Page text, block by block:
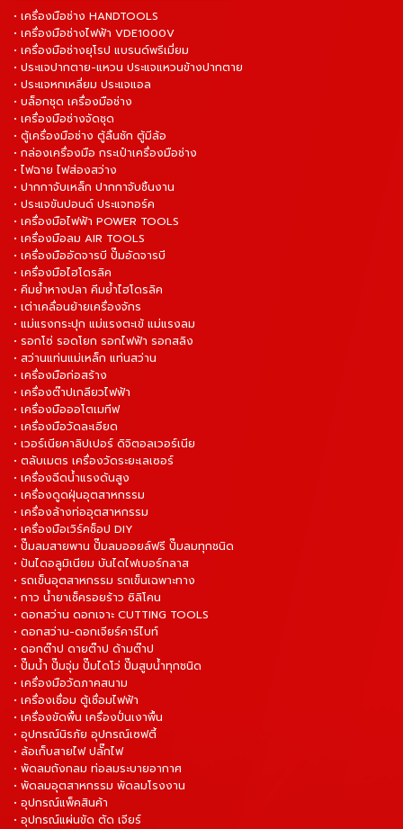
• เครื่องมือช่าง HANDTOOLS
• เครื่องมือช่างไฟฟ้า VDE1000V
• เครื่องมือช่างยุโรป แบรนด์พรีเมี่ยม
• ประแจปากตาย-แหวน ประแจแหวนข้างปากตาย
• ประแจหกเหลี่ยม ประแจแอล
• บล็อกชุด เครื่องมือช่าง
• เครื่องมือช่างจัดชุด
• ตู้เครื่องมือช่าง ตู้ลิ้นชัก ตู้มีล้อ
• กล่องเครื่องมือ กระเป๋าเครื่องมือช่าง
• ไฟฉาย ไฟส่องสว่าง
• ปากกาจับเหล็ก ปากกาจับชิ้นงาน
• ประแจขันปอนด์ ประแจทอร์ค
• เครื่องมือไฟฟ้า POWER TOOLS
• เครื่องมือลม AIR TOOLS
• เครื่องมืออัดจารบี ปั๊มอัดจารบี
• เครื่องมือไฮโดรลิค
• คีมย้ำหางปลา คีมย้ำไฮโดรลิค
• เต่าเคลื่อนย้ายเครื่องจักร
• แม่แรงกระปุก แม่แรงตะเข้ แม่แรงลม
• รอกโซ่ รอดโยก รอกไฟฟ้า รอกสลิง
• สว่านแท่นแม่เหล็ก แท่นสว่าน
• เครื่องมือก่อสร้าง
• เครื่องต๊าปเกลียวไฟฟ้า
• เครื่องมือออโตเมทีฟ
• เครื่องมือวัดละเอียด
• เวอร์เนียคาลิปเปอร์ ดิจิตอลเวอร์เนีย
• ตลับเมตร เครื่องวัดระยะเลเซอร์
• เครื่องฉีดน้ำแรงดันสูง
• เครื่องดูดฝุ่นอุตสาหกรรม
• เครื่องล้างท่ออุตสาหกรรม
• เครื่องมือเวิร์คช็อป DIY
• ปั๊มลมสายพาน ปั๊มลมออยล์ฟรี ปั๊มลมทุกชนิด
• ปันไดอลูมิเนียม บันไดไฟเบอร์กลาส
• รถเข็นอุตสาหกรรม รถเข็นเฉพาะทาง
• กาว น้ำยาเช็ครอยร้าว ซิลิโคน
• ดอกสว่าน ดอกเจาะ CUTTING TOOLS
• ดอกสว่าน-ดอกเจียร์คาร์ไบท์
• ดอกต๊าป ดายต๊าป ด้ามต๊าป
• ปั๊มน้ำ ปั๊มจุ่ม ปั๊มไดโว่ ปั๊มสูบน้ำทุกชนิด
• เครื่องมือวัดภาคสนาม
• เครื่องเชื่อม ตู้เชื่อมไฟฟ้า
• เครื่องขัดพื้น เครื่องปั่นเงาพื้น
• อุปกรณ์นิรภัย อุปกรณ์เซฟตี้
• ล้อเก็บสายไฟ ปลั๊กไฟ
• พัดลมถังกลม ท่อลมระบายอากาศ
• พัดลมอุตสาหกรรม พัดลมโรงงาน
• อุปกรณ์แพ็คสินค้า
• อุปกรณ์แผ่นขัด ตัด เจียร์